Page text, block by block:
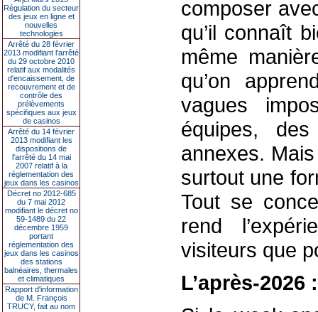
Régulation du secteur
des jeux en ligne et
nouvelles
technologies
Arrêté du 28 février
2013 modifiant l'arrêté
du 29 octobre 2010
relatif aux modalités
d'encaissement, de
recouvrement et de
contrôle des
prélèvements
spécifiques aux jeux
de casinos
Arrêté du 14 février
2013 modifiant les
dispositions de
l'arrêté du 14 mai
2007 relatif à la
réglementation des
jeux dans les casinos
Décret no 2012-685
du 7 mai 2012
modifiant le décret no
59-1489 du 22
décembre 1959
portant
réglementation des
jeux dans les casinos
des stations
balnéaires, thermales
et climatiques
Rapport d'information
de M. François
TRUCY, fait au nom
composer
qu’il connaît
même
qu’on
vagues
équipes,
annexes.
surtout une
Tout se
rend
visiteurs que
L’après-